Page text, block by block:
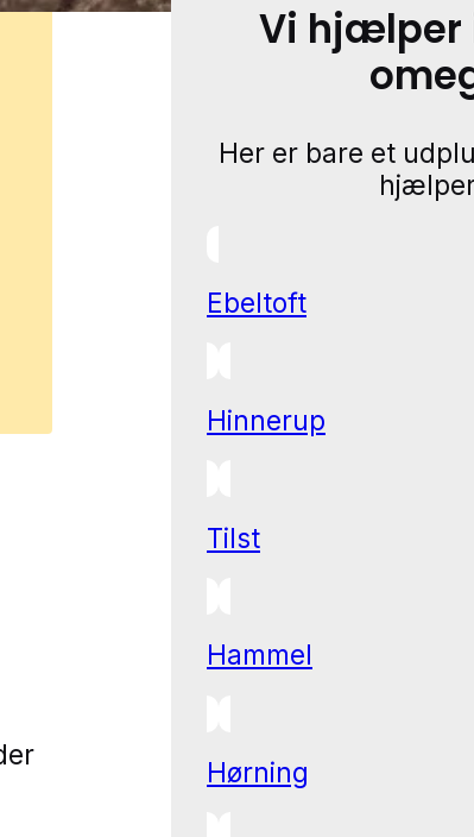
Vi hjælper
Her er bare et
Ebeltoft
Hinnerup
Tilst
Hammel
Hørning